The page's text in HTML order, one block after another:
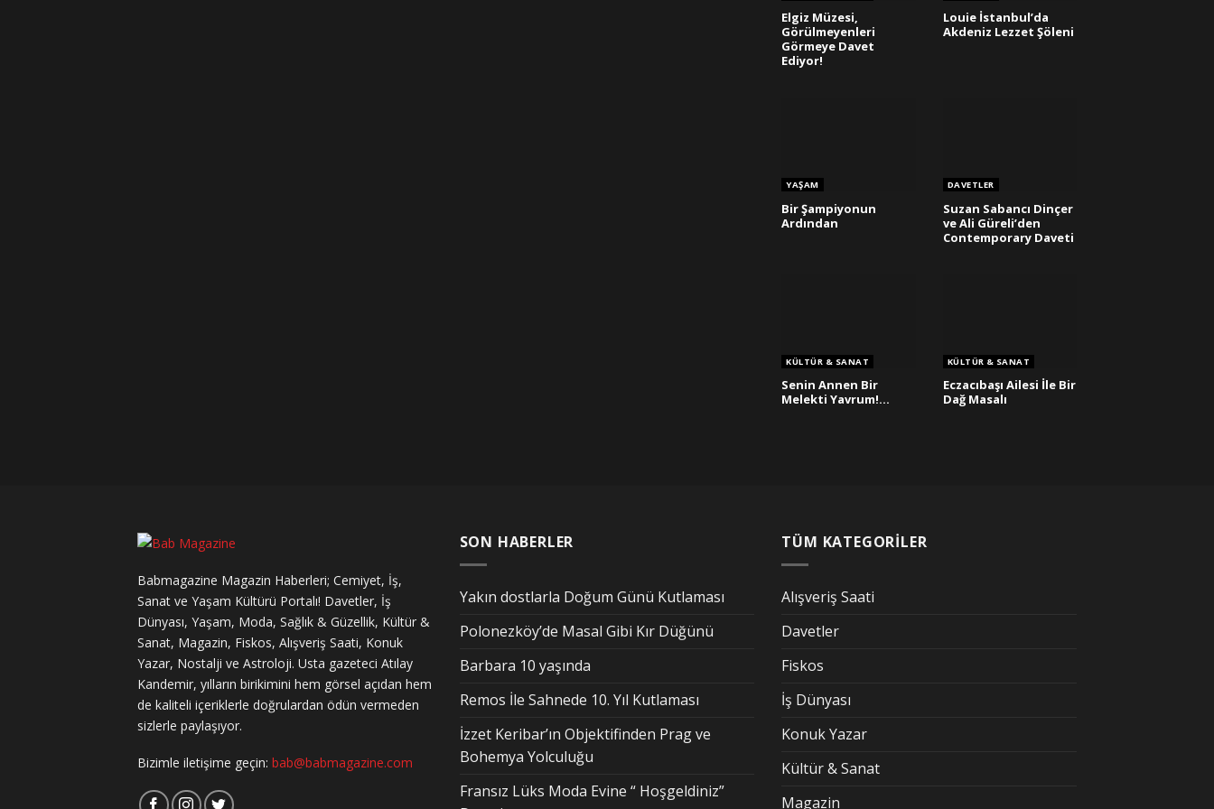
Elgiz Müzesi,
Görülmeyenleri
Görmeye Davet
Ediyor!
Louie İstanbul’da
Akdeniz Lezzet Şöleni
YAŞAM
Bir Şampiyonun
Ardından
DAVETLER
Suzan Sabancı Dinçer
ve Ali Güreli’den
Contemporary Daveti
KÜLTÜR & SANAT
Senin Annen Bir
Melekti Yavrum!…
KÜLTÜR & SANAT
Eczacıbaşı Ailesi İle Bir
Dağ Masalı
Babmagazine Magazin Haberleri; Cemiyet, İş,
Sanat ve Yaşam Kültürü Portalı! Davetler, İş
Dünyası, Yaşam, Moda, Sağlık & Güzellik, Kültür &
Sanat, Magazin, Fiskos, Alışveriş Saati, Konuk
Yazar, Nostalji ve Astroloji. Usta gazeteci Atılay
Kandemir, yılların birikimini hem görsel açıdan hem
de kaliteli içeriklerle doğrulardan ödün vermeden
sizlerle paylaşıyor.
Bizimle iletişime geçin: bab@babmagazine.com
SON HABERLER
Yakın dostlarla Doğum Günü Kutlaması
Polonezköy’de Masal Gibi Kır Düğünü
Barbara 10 yaşında
Remos İle Sahnede 10. Yıl Kutlaması
İzzet Keribar’ın Objektifinden Prag ve
Bohemya Yolculuğu
Fransız Lüks Moda Evine “ Hoşgeldiniz”
TÜM KATEGORİLER
Alışveriş Saati
Davetler
Fiskos
İş Dünyası
Konuk Yazar
Kültür & Sanat
Magazin